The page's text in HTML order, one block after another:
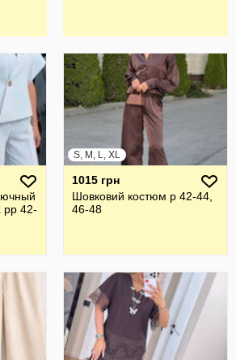
рр 42-
S, M, L, XL
1015 грн
Шовковий костюм р 42-44,
46-48